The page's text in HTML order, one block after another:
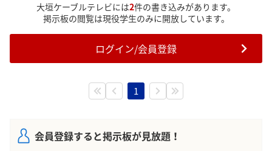
どなたか、大垣ケーブルテレビさんを受けられている
かた、いらっしゃいますでしょうか。
よければ、情報交換しませんか？
大垣ケーブルテレビには2件の書き込みがあります。
掲示板の閲覧は現役学生のみに開放しています。
ログイン/会員登録
1
会員登録すると掲示板が見放題！